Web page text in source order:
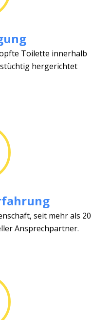
Toilette innerhalb
hergerichtet
seit mehr als 20
Ansprechpartner.